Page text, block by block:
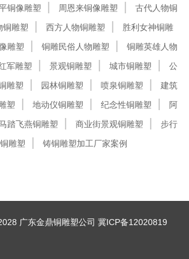
铜像雕塑 周恩来铜像雕塑
古代人物铜
铜雕塑 西方人物铜雕塑
胜利女神铜雕
雕塑 铜雕民俗人物雕塑
铜雕英雄人物
军雕塑 景观铜雕塑 城市铜雕塑
公
雕塑 园林铜雕塑 喷泉铜雕塑
建筑
塑 地动仪铜雕塑 纪念性铜雕塑
阿
踏飞燕铜雕塑 商业街景观铜雕塑
步行
雕塑
铸铜雕塑加工厂家案例
广东金鼎铜雕塑公司 冀ICP备12020819